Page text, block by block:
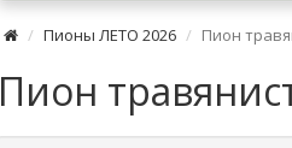
Пионы ЛЕТО 2026 Пион
Пион